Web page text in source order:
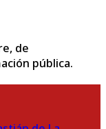
de
pública.